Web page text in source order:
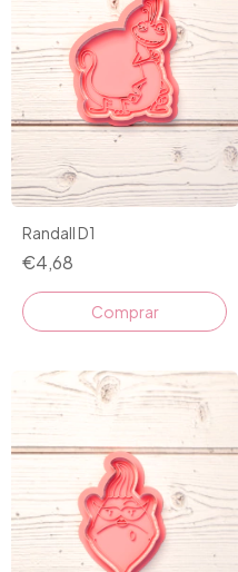
Randall D1
€4,68
Comprar